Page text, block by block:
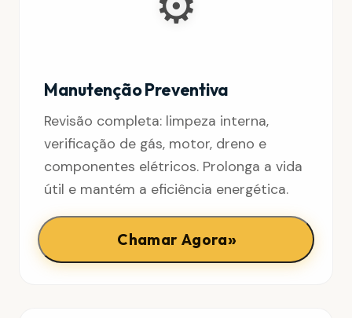
Manutenção Preventiva
Revisão completa: limpeza interna,
verificação de gás, motor, dreno e
componentes elétricos. Prolonga a vida
útil e mantém a eficiência energética.
Chamar Agora»